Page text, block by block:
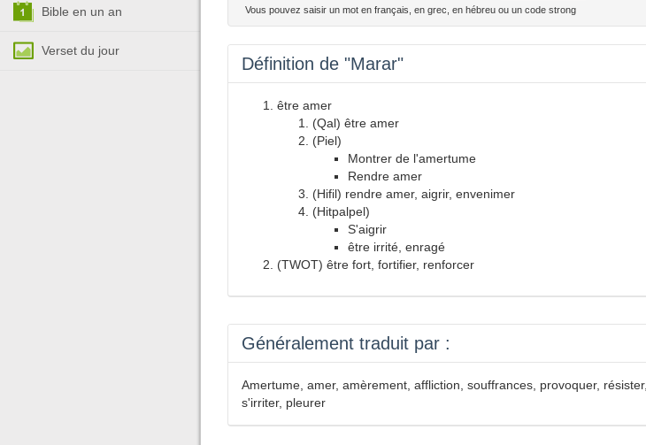
Bible en un an
Verset du jour
Vous pouvez saisir un mot en français, en grec, en hébreu ou un code strong
Définition de "Marar"
être amer
(Qal) être amer
(Piel)
Montrer de l'amertume
Rendre amer
(Hifil) rendre amer, aigrir, envenimer
(Hitpalpel)
S'aigrir
être irrité, enragé
(TWOT) être fort, fortifier, renforcer
Généralement traduit par :
Amertume, amer, amèrement, affliction, souffrances, provoquer, résister,
s'irriter, pleurer